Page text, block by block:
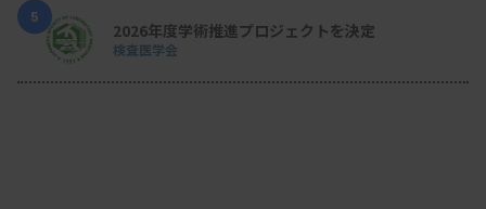
5
2026年度学術推進プロジェクトを決定
検査医学会